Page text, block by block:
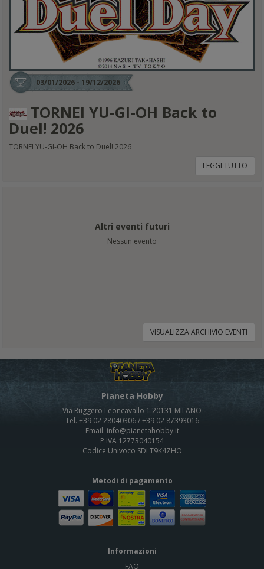
03/01/2026 - 19/12/2026
TORNEI YU-GI-OH Back to
Duel! 2026
TORNEI YU-GI-OH Back to Duel! 2026
LEGGI TUTTO
Altri eventi futuri
Nessun evento
VISUALIZZA ARCHIVIO EVENTI
Pianeta Hobby
Via Ruggero Leoncavallo 1 20131 MILANO
Tel. +39 02 28040306 / +39 02 87393016
Email: info@pianetahobby.it
P.IVA 12773040154
Codice Univoco SDI T9K4ZHO
Metodi di pagamento
Informazioni
FAQ